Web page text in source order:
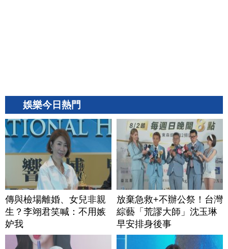
娛樂今日熱門
傳與檢場離婚、女兒非親
生？李翊君笑喊：不用嫉
妒我
放棄急救+不辦公祭！台灣
綜藝「荒謬大師」沈玉琳
早安排身後事